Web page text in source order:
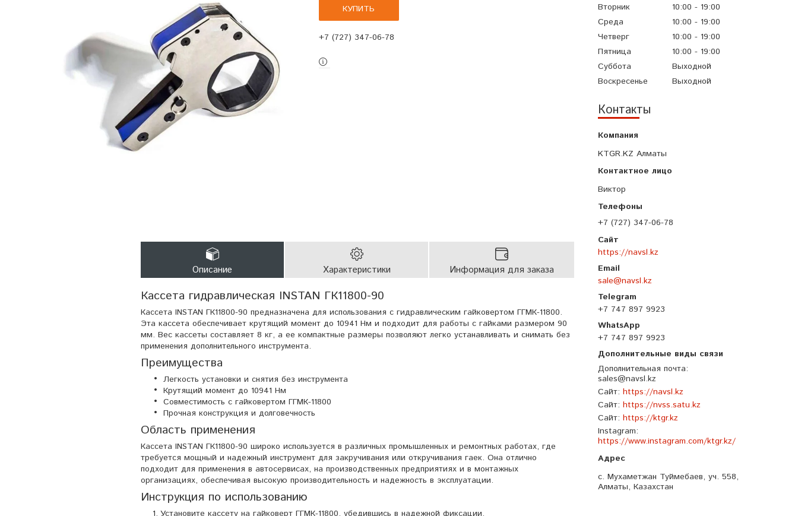
Вторник
10:00
19:00
Среда
10:00
19:00
Четверг
10:00
19:00
Пятница
10:00
19:00
Суббота
Выходной
Воскресенье
Выходной
Контакты
KTGR.KZ Алматы
Виктор
+7 (727) 347-06-78
https://navsl.kz
sale@navsl.kz
+7 747 897 9923
+7 747 897 9923
Дополнительная почта
sales@navsl.kz
Сайт https://navsl.kz
Сайт https://nvss.satu.kz
Сайт https://ktgr.kz
Instagram
https://www.instagram.com/ktgr.kz/
с. Мухаметжан Туймебаев, уч. 558,
Алматы, Казахстан
КУПИТЬ
+7 (727) 347-06-78
Описание Характеристики Информация для заказа
Кассета гидравлическая INSTAN ГК11800-90
Кассета INSTAN ГК11800-90 предназначена для использования с гидравлическим гайковертом ГГМК-11800.
Эта кассета обеспечивает крутящий момент до 10941 Нм и подходит для работы с гайками размером 90
мм. Вес кассеты составляет 8 кг, а ее компактные размеры позволяют легко устанавливать и снимать без
применения дополнительного инструмента.
Преимущества
Легкость установки и снятия без инструмента
Крутящий момент до 10941 Нм
Совместимость с гайковертом ГГМК-11800
Прочная конструкция и долговечность
Область применения
Кассета INSTAN ГК11800-90 широко используется в различных промышленных и ремонтных работах, где
требуется мощный и надежный инструмент для закручивания или откручивания гаек. Она отлично
подходит для применения в автосервисах, на производственных предприятиях и в монтажных
организациях, обеспечивая высокую производительность и надежность в эксплуатации.
Инструкция по использованию
Установите кассету на гайковерт ГГМК-11800, убедившись в надежной фиксации.